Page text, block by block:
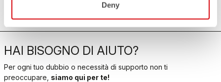
Deny
HAI BISOGNO DI AIUTO?
Per ogni tuo dubbio o necessità di supporto non ti
preoccupare, siamo qui per te!